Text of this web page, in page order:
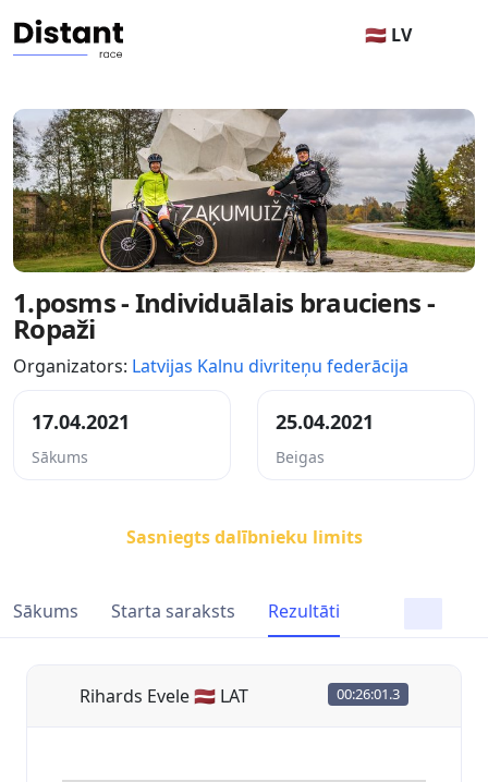
🇱🇻 LV
1.posms - Individuālais brauciens -
Ropaži
Organizators: Latvijas Kalnu divriteņu federācija
17.04.2021
Sākums
25.04.2021
Beigas
Sasniegts dalībnieku limits
Sākums Starta saraksts Rezultāti
Rihards Evele 🇱🇻 LAT 00:26:01.3